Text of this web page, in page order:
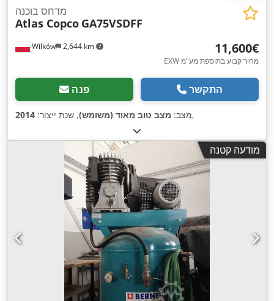
Wilków 2,644 km
מדחס בוכנה
Atlas Copco GA75VSDFF
‏11,600 ‏€
EXW מחיר קבוע בתוספת מע"מ
פנה התקשר
מצב: מצב טוב מאוד (משומש), שנת ייצור: 2014 ,
מודעה קטנה